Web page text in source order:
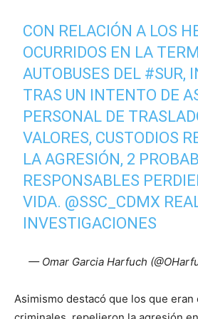
CON RELACIÓN A LOS
OCURRIDOS EN LA
AUTOBUSES DEL #SUR,
TRAS UN INTENTO DE
PERSONAL DE
VALORES, CUSTODIOS
LA AGRESIÓN, 2
RESPONSABLES
VIDA. @SSC_CDMX
INVESTIGACIONES
— Omar Garcia Harfuch
Asimismo destacó que los que